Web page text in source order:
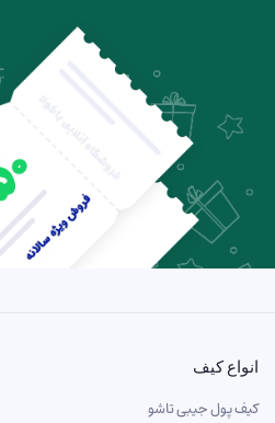
انواع کیف
کیف پول جیبی تاشو